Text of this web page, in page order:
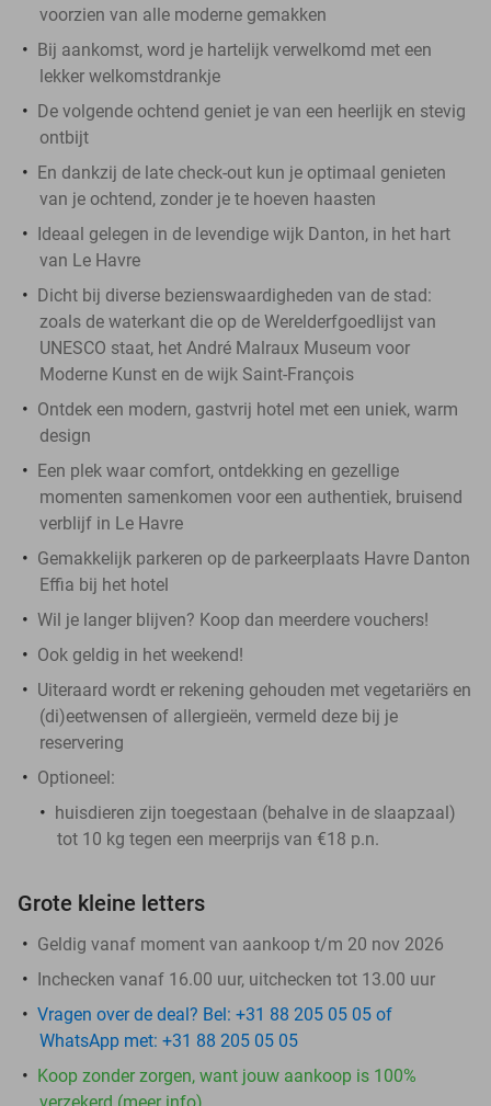
voorzien van alle moderne gemakken
Bij aankomst, word je hartelijk verwelkomd met een
lekker welkomstdrankje
De volgende ochtend geniet je van een heerlijk en stevig
ontbijt
En dankzij de late check-out kun je optimaal genieten
van je ochtend, zonder je te hoeven haasten
Ideaal gelegen in de levendige wijk Danton, in het hart
van Le Havre
Dicht bij diverse bezienswaardigheden van de stad:
zoals de waterkant die op de Werelderfgoedlijst van
UNESCO staat, het André Malraux Museum voor
Moderne Kunst en de wijk Saint-François
Ontdek een modern, gastvrij hotel met een uniek, warm
design
Een plek waar comfort, ontdekking en gezellige
momenten samenkomen voor een authentiek, bruisend
verblijf in Le Havre
Gemakkelijk parkeren op de parkeerplaats Havre Danton
Effia bij het hotel
Wil je langer blijven? Koop dan meerdere vouchers!
Ook geldig in het weekend!
Uiteraard wordt er rekening gehouden met vegetariërs en
(di)eetwensen of allergieën, vermeld deze bij je
reservering
Optioneel:
huisdieren zijn toegestaan (behalve in de slaapzaal)
tot 10 kg tegen een meerprijs van €18 p.n.
Grote kleine letters
Geldig vanaf moment van aankoop t/m 20 nov 2026
Inchecken vanaf 16.00 uur, uitchecken tot 13.00 uur
Vragen over de deal? Bel: +31 88 205 05 05 of
WhatsApp met: +31 88 205 05 05
Koop zonder zorgen, want jouw aankoop is 100%
verzekerd (meer info)